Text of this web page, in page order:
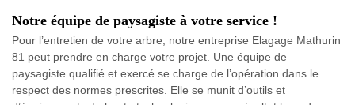
Notre équipe de paysagiste à votre service !
Pour l’entretien de votre arbre, notre entreprise Elagage Mathurin
81 peut prendre en charge votre projet. Une équipe de
paysagiste qualifié et exercé se charge de l’opération dans le
respect des normes prescrites. Elle se munit d’outils et